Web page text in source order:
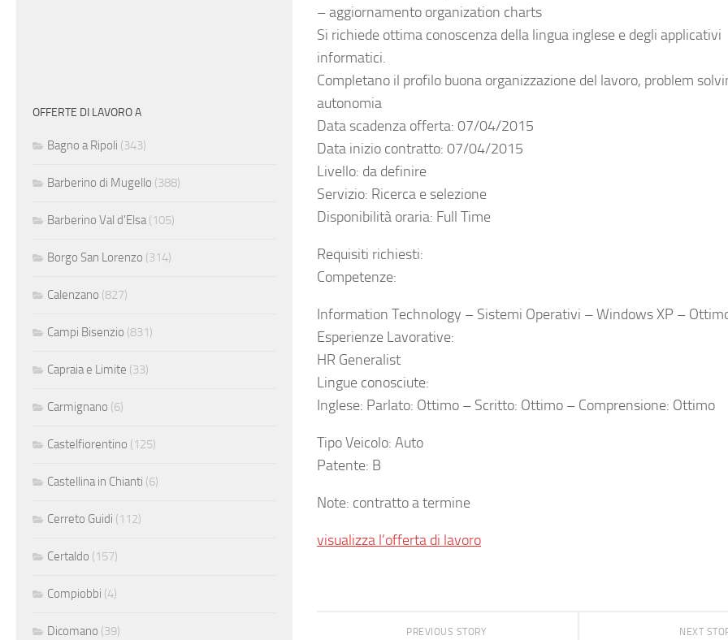
– aggiornamento organization charts
Si richiede ottima conoscenza della lingua inglese e degli applicativi
informatici.
Completano il profilo buona organizzazione del lavoro, problem
autonomia
Data scadenza offerta: 07/04/2015
Data inizio contratto: 07/04/2015
Livello: da definire
Servizio: Ricerca e selezione
Disponibilità oraria: Full Time
Requisiti richiesti:
Competenze:
Information Technology – Sistemi Operativi – Windows XP –
Esperienze Lavorative:
HR Generalist
Lingue conosciute:
Inglese: Parlato: Ottimo – Scritto: Ottimo – Comprensione: Ottimo
Tipo Veicolo: Auto
Patente: B
Note: contratto a termine
visualizza l’offerta di lavoro
NEXT
PREVIOUS STORY
OFFERTE DI LAVORO A
Bagno a Ripoli (343)
Barberino di Mugello (388)
Barberino Val d'Elsa(105)
Borgo San Lorenzo (314)
Calenzano (827)
Campi Bisenzio (831)
Capraia e Limite (33)
Carmignano (6)
Castelfiorentino (125)
Castellina in Chianti (6)
Cerreto Guidi (112)
Certaldo (157)
Compiobbi (4)
Dicomano (39)